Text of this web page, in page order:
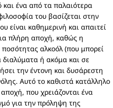
και ένα από τα παλαιότερα
του βασίζεται στην
είναι καθημερινή και απαιτεί
πλήρη αποχή, καθώς η
αλκοόλ (που μπορεί
διαλύματα ή ακόμα και σε
την έντονη και δυσάρεστη
Αυτό το καθιστά κατάλληλο
που χρειάζονται ένα
για την πρόληψη της